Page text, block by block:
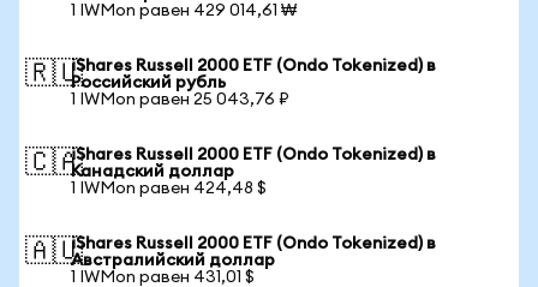
1 IWMon равен 429 014,61 ₩
🇷🇺iShares Russell 2000 ETF (Ondo Tokenized) в
Российский рубль
1 IWMon равен 25 043,76 ₽
🇨🇦iShares Russell 2000 ETF (Ondo Tokenized) в
Канадский доллар
1 IWMon равен 424,48 $
🇦🇺iShares Russell 2000 ETF (Ondo Tokenized) в
Австралийский доллар
1 IWMon равен 431,01 $